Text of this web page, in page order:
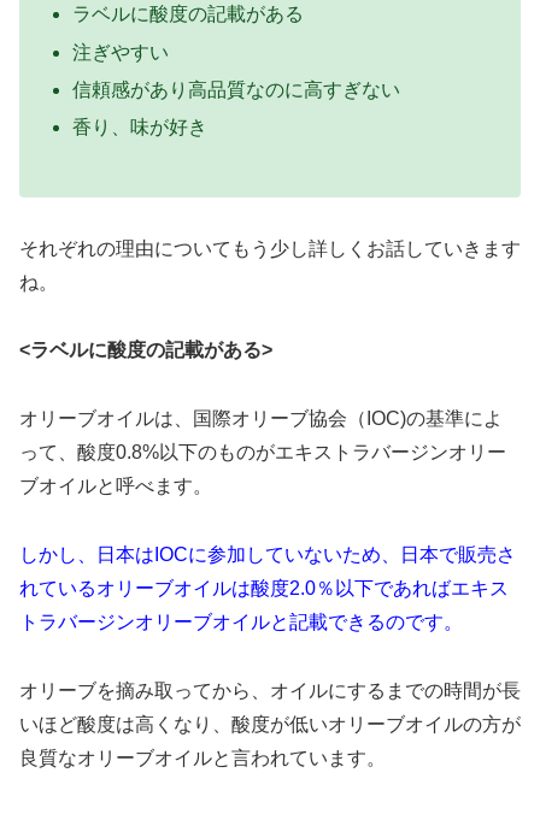
ラベルに酸度の記載がある
注ぎやすい
信頼感があり高品質なのに高すぎない
香り、味が好き
それぞれの理由についてもう少し詳しくお話していきます
ね。
<ラベルに酸度の記載がある>
オリーブオイルは、国際オリーブ協会（IOC)の基準によ
って、酸度0.8%以下のものがエキストラバージンオリー
ブオイルと呼べます。
しかし、日本はIOCに参加していないため、日本で販売さ
れているオリーブオイルは酸度2.0％以下であればエキス
トラバージンオリーブオイルと記載できるのです。
オリーブを摘み取ってから、オイルにするまでの時間が長
いほど酸度は高くなり、酸度が低いオリーブオイルの方が
良質なオリーブオイルと言われています。